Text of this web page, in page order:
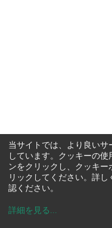
当サイトでは、より良いサ
しています。クッキーの
ンをクリックし、クッキ
リックしてください。詳し
認ください。
詳細を見る ...